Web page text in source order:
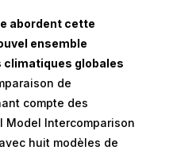
abordent cette
ensemble
globales
de
compte des
Model Intercomparison
huit modèles de